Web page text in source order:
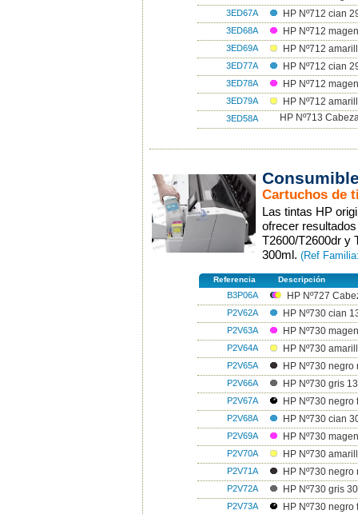
3ED67A HP Nº712 cian
3ED68A HP Nº712
3ED69A HP Nº712
3ED77A HP Nº712 cian
3ED78A HP Nº712
3ED79A HP Nº712
3ED58A HP Nº713
Cartuchos de
Las tintas HP
ofrecer
T2600/T2600dr y
300ml. (Ref
Referencia Descripción
B3P06A HP Nº727
P2V62A HP Nº730 cian
P2V63A HP Nº730
P2V64A HP Nº730
P2V65A HP Nº730 negro
P2V66A HP Nº730 gris
P2V67A HP Nº730 negro
P2V68A HP Nº730 cian
P2V69A HP Nº730
P2V70A HP Nº730
P2V71A HP Nº730 negro
P2V72A HP Nº730 gris
P2V73A HP Nº730 negro